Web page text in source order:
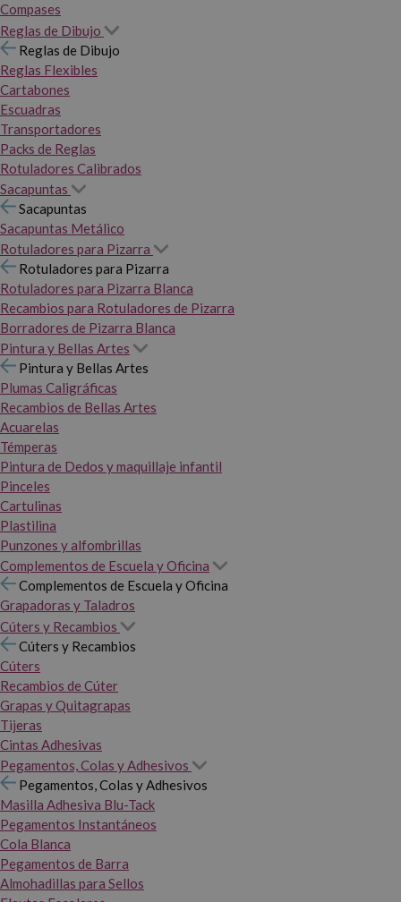
Compases
Reglas de Dibujo
Reglas de Dibujo
Reglas Flexibles
Cartabones
Escuadras
Transportadores
Packs de Reglas
Rotuladores Calibrados
Sacapuntas
Sacapuntas
Sacapuntas Metálico
Rotuladores para Pizarra
Rotuladores para Pizarra
Rotuladores para Pizarra Blanca
Recambios para Rotuladores de Pizarra
Borradores de Pizarra Blanca
Pintura y Bellas Artes
Pintura y Bellas Artes
Plumas Caligráficas
Recambios de Bellas Artes
Acuarelas
Témperas
Pintura de Dedos y maquillaje infantil
Pinceles
Cartulinas
Plastilina
Punzones y alfombrillas
Complementos de Escuela y Oficina
Complementos de Escuela y Oficina
Grapadoras y Taladros
Cúters y Recambios
Cúters y Recambios
Cúters
Recambios de Cúter
Grapas y Quitagrapas
Tijeras
Cintas Adhesivas
Pegamentos, Colas y Adhesivos
Pegamentos, Colas y Adhesivos
Masilla Adhesiva Blu-Tack
Pegamentos Instantáneos
Cola Blanca
Pegamentos de Barra
Almohadillas para Sellos